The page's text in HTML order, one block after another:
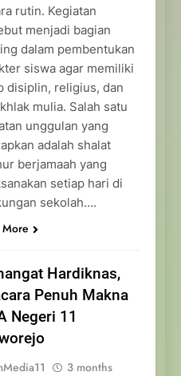
rutin. Kegiatan
menjadi bagian
dalam pembentukan
siswa agar memiliki
disiplin, religius, dan
mulia. Salah satu
unggulan yang
adalah shalat
berjamaah yang
setiap hari di
sekolah….
More
Hardiknas,
Penuh Makna
Negeri 11
3 months